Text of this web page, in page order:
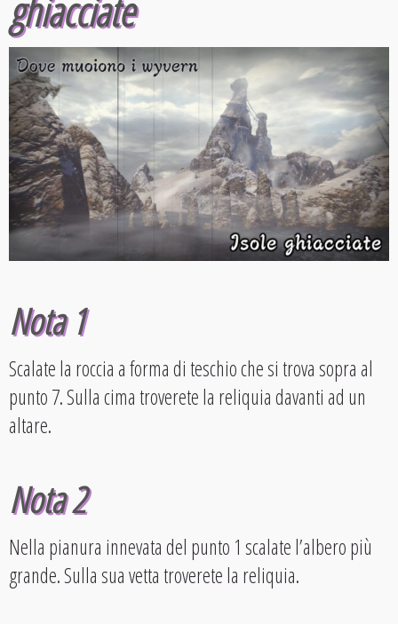
ghiacciate
Nota 1
Scalate la roccia a forma di teschio che si trova sopra al
punto 7. Sulla cima troverete la reliquia davanti ad un
altare.
Nota 2
Nella pianura innevata del punto 1 scalate l’albero più
grande. Sulla sua vetta troverete la reliquia.